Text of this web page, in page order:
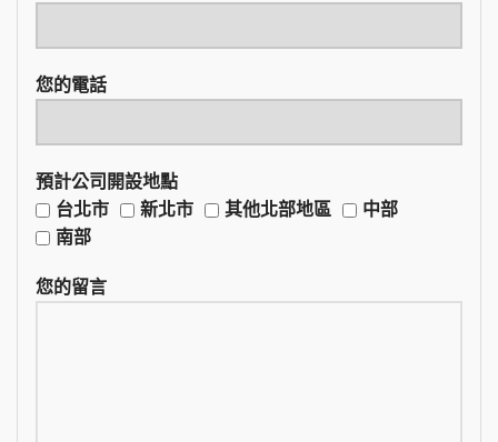
您的電話
預計公司開設地點
台北市
新北市 其他北部地區
中部
南部
您的留言